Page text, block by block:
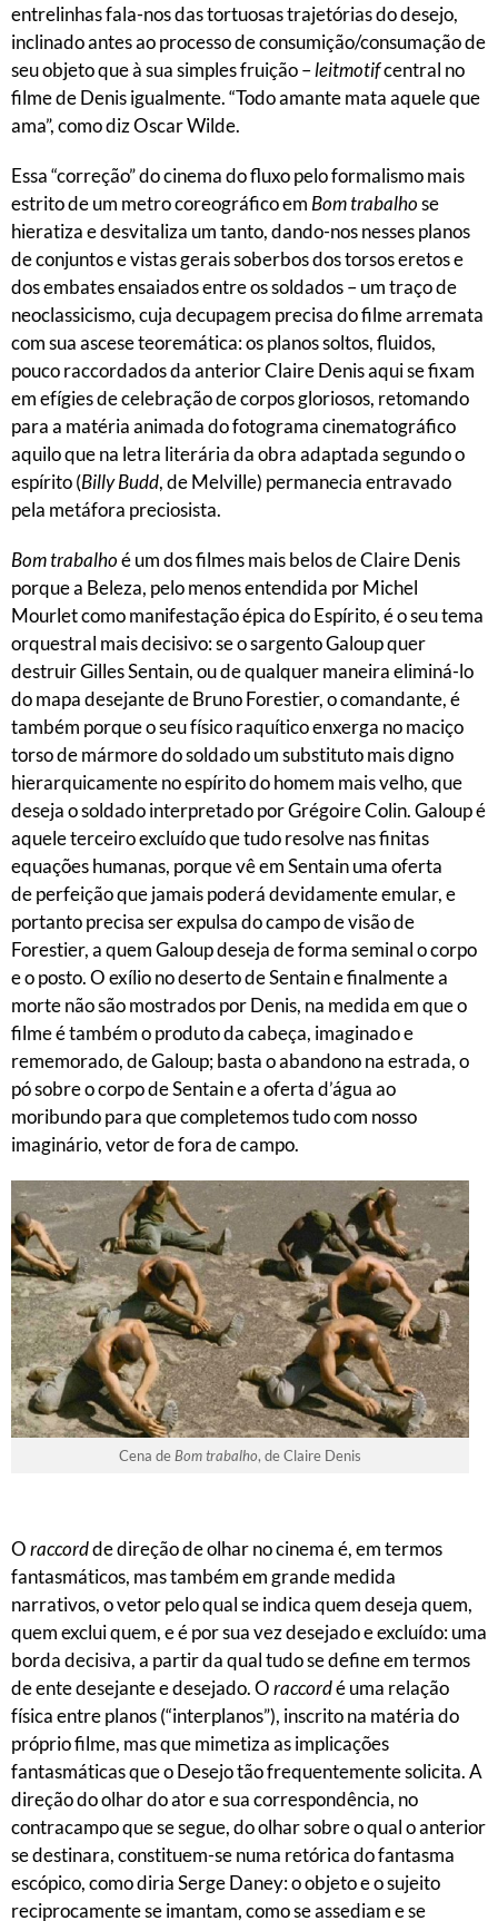
entrelinhas fala-nos das tortuosas trajetórias do desejo,
inclinado antes ao processo de consumição/consumação de
seu objeto que à sua simples fruição –leitmotifcentral no
filme de Denis igualmente. “Todo amante mata aquele que
ama”, como diz Oscar Wilde.
Essa “correção” do cinema do fluxo pelo formalismo mais
estrito de um metro coreográfico em Bom trabalhose
hieratiza e desvitaliza um tanto, dando-nos nesses planos
de conjuntos e vistas gerais soberbos dos torsos eretos e
dos embates ensaiados entre os soldados – um traço de
neoclassicismo, cuja decupagem precisa do filme arremata
com sua ascese teoremática: os planos soltos, fluidos,
pouco raccordados da anterior Claire Denis aqui se fixam
em efígies de celebração de corpos gloriosos, retomando
para a matéria animada do fotograma cinematográfico
aquilo que na letra literária da obra adaptada segundo o
espírito (Billy Budd, de Melville) permanecia entravado
pela metáfora preciosista.
Bom trabalhoé um dos filmes mais belos de Claire Denis
porque a Beleza, pelo menos entendida por Michel
Mourlet como manifestação épica do Espírito, é o seu tema
orquestral mais decisivo: se o sargento Galoup quer
destruir Gilles Sentain, ou de qualquer maneira eliminá-lo
do mapa desejante de Bruno Forestier, o comandante, é
também porque o seu físico raquítico enxerga no maciço
torso de mármore do soldado um substituto mais digno
hierarquicamente no espírito do homem mais velho, que
deseja o soldado interpretado por Grégoire Colin. Galoup é
aquele terceiro excluído que tudo resolve nas finitas
equações humanas, porque vê em Sentain uma oferta
de perfeição que jamais poderá devidamente emular, e
portanto precisa ser expulsa do campo de visão de
Forestier, a quem Galoup deseja de forma seminal o corpo
e o posto. O exílio no deserto de Sentain e finalmente a
morte não são mostrados por Denis, na medida em que o
filme é também o produto da cabeça, imaginado e
rememorado, de Galoup; basta o abandono na estrada, o
pó sobre o corpo de Sentain e a oferta d’água ao
moribundo para que completemos tudo com nosso
imaginário, vetor de fora de campo.
Cena deBom trabalho, de Claire Denis
Oraccordde direção de olhar no cinema é, em termos
fantasmáticos, mas também em grande medida
narrativos, o vetor pelo qual se indica quem deseja quem,
quem exclui quem, e é por sua vez desejado e excluído: uma
borda decisiva, a partir da qual tudo se define em termos
de ente desejante e desejado. Oraccordé uma relação
física entre planos (“interplanos”), inscrito na matéria do
próprio filme, mas que mimetiza as implicações
fantasmáticas que o Desejo tão frequentemente solicita. A
direção do olhar do ator e sua correspondência, no
contracampo que se segue, do olhar sobre o qual o anterior
se destinara, constituem-se numa retórica do fantasma
escópico, como diria Serge Daney: o objeto e o sujeito
reciprocamente se imantam, como se assediam e se